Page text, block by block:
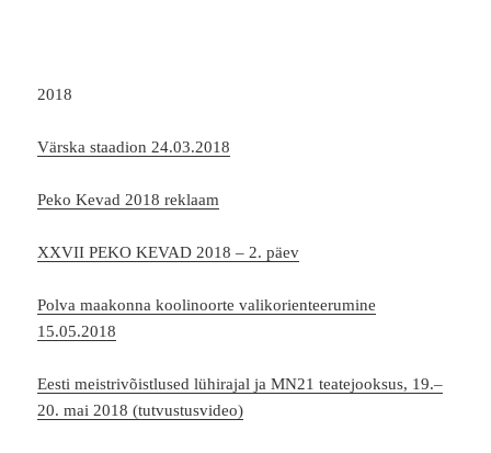
2018
Värska staadion 24.03.2018
Peko Kevad 2018 reklaam
XXVII PEKO KEVAD 2018 – 2. päev
Polva maakonna koolinoorte valikorienteerumine
15.05.2018
Eesti meistrivõistlused lühirajal ja MN21 teatejooksus, 19.–
20. mai 2018 (tutvustusvideo)